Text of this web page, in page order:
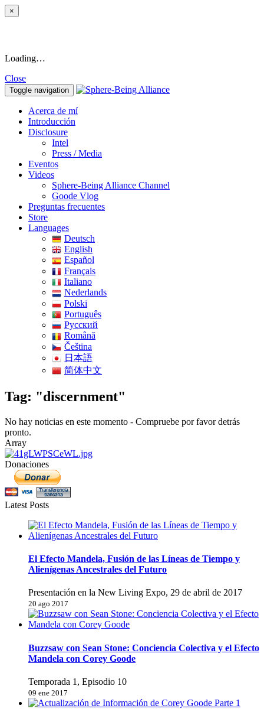
×
Loading…
Close
Toggle navigation
Acerca de mí
Introducción
Disclosure
Intel
Press / Media
Eventos
Videos
Sphere-Being Alliance Channel
Goode Vlog
Preguntas frecuentes
Store
Languages
Deutsch
English
Español
Français
Italiano
Nederlands
Polski
Português
Pусский
Română
Čeština
日本語
简体中文
Tag: "discernment"
No hay noticias en este momento - Compruebe por favor detrás
pronto.
Array
Donaciones
Latest Posts
El Efecto Mandela, Fusión de las Líneas de Tiempo y
Alienígenas Ancestrales del Futuro
Presentación en la New Living Expo, 29 de abril de 2017
20 ago 2017
Buzzsaw con Sean Stone: Conciencia Colectiva y el Efecto
Mandela con Corey Goode
Temporada 1, Episodio 10
09 ene 2017